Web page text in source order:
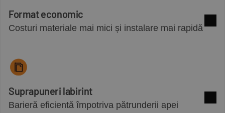
Format economic
Costuri materiale mai mici și instalare mai rapidă
Suprapuneri labirint
Barieră eficientă împotriva pătrunderii apei